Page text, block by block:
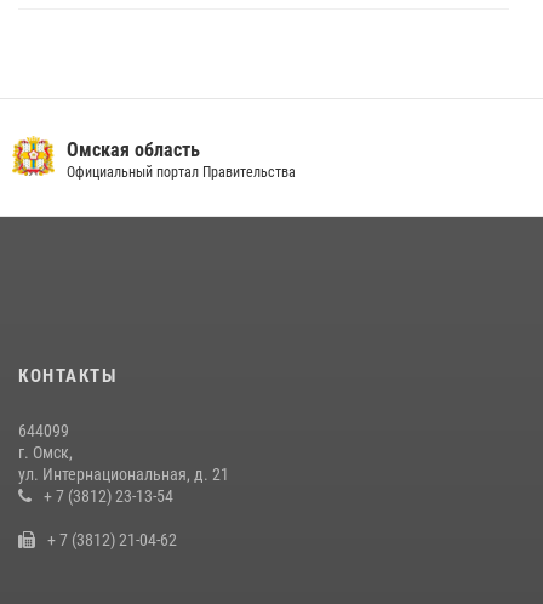
Росгвардия обеспечила безопасность уникального передвижного
музея «Поезд Победы» в Омске
пилотирования БПЛА в Омске
В Омской области экипаж Росгвардии помог ликвидировать пожар
в жилом доме
Омская область
Официальный портал Правительства
КОНТАКТЫ
644099
г. Омск,
ул. Интернациональная, д. 21
+ 7 (3812) 23-13-54
+ 7 (3812) 21-04-62